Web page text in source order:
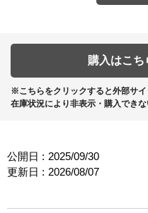
購入はこち
※こちらをクリックすると外部サイ
在庫状況により非表示・購入できな
公開日 : 2025/09/30
更新日 : 2026/08/07